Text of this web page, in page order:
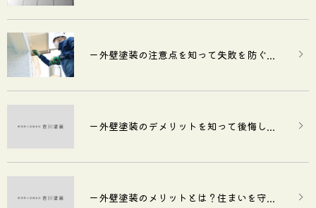
ー外壁塗装の注意点を知って失敗を防ぐ...
ー外壁塗装のデメリットを知って後悔し...
ー外壁塗装のメリットとは？住まいを守...